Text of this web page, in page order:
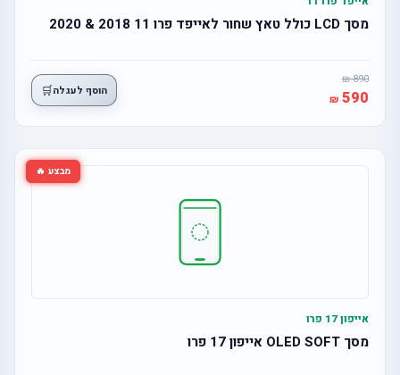
מסך LCD כולל טאץ שחור לאייפד פרו 11 2018 & 2020
890
590 הוסף לעגלה🛒
מבצע 🔥
אייפון 17 פרו
מסך OLED SOFT אייפון 17 פרו